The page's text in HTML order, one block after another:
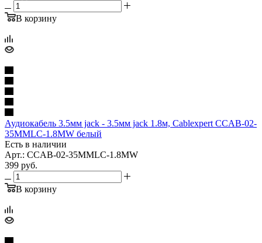
В корзину
Аудиокабель 3.5мм jack - 3.5мм jack 1.8м, Cablexpert CCAB-02-
35MMLC-1.8MW белый
Есть в наличии
Арт.: CCAB-02-35MMLC-1.8MW
399 руб.
В корзину